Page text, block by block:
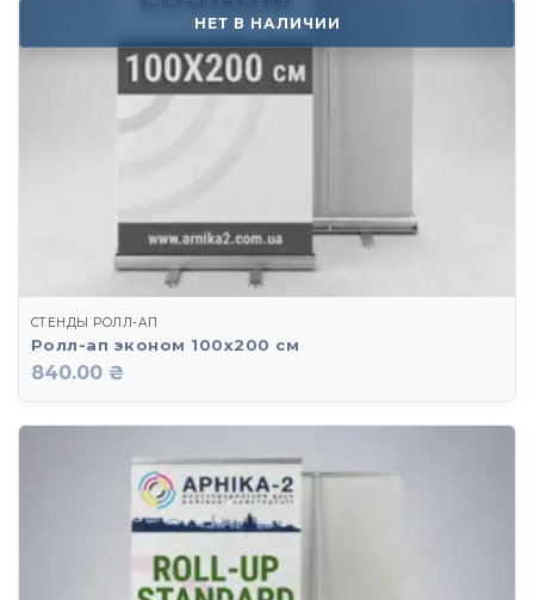
НЕТ В НАЛИЧИИ
СТЕНДЫ РОЛЛ-АП
Ролл-ап эконом 100х200 см
840.00 ₴